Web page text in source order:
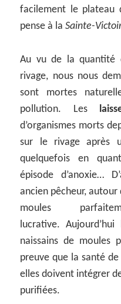
facilement le plateau
pense à laSainte-
Au vu de la quantité
rivage, nous nous
sont mortes
pollution. Les
d’organismes morts
sur le rivage après
quelquefois en
épisode d’anoxie…
ancien pêcheur, autour
moules
lucrative.
naissains de moules
preuve que la santé de
elles doivent intégrer
purifiées.